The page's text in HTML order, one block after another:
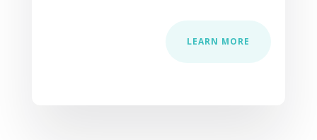
LEARN MORE